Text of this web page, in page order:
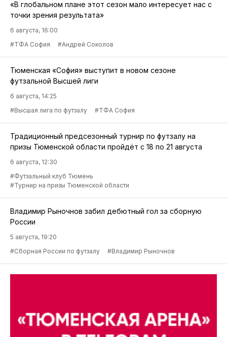
«В глобальном плане этот сезон мало интересует нас с
точки зрения результата»
6 августа, 16:00
#ТФА София
#Андрей Соколов
Тюменская «София» выступит в новом сезоне
футзальной Высшей лиги
6 августа, 14:25
#Высшая лига по футзалу
#ТФА София
Традиционный предсезонный турнир по футзалу на
призы Тюменской области пройдёт с 18 по 21 августа
6 августа, 12:30
#Футзальный клуб Тюмень
#Турнир на призы Тюменской области
Владимир Рыночнов забил дебютный гол за сборную
России
5 августа, 19:20
#Сборная России по футзалу
#Владимир Рыночнов